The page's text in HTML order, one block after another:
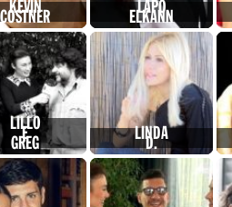
KEVIN
COSTNER LAPO
ELKANN
LILLO
E
GREG LINDA
D.